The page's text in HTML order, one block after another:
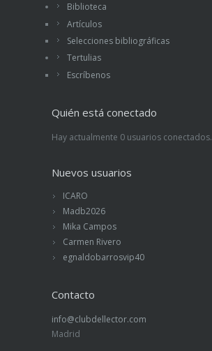
Biblioteca
Artículos
Selecciones bibliográficas
Tertulias
Escríbenos
Quién está conectado
Hay actualmente 0 usuarios conectados.
Nuevos usuarios
ICARO
Madb2026
Mika Campos
Carmen Rivero
egnaldobarrosvip40
Contacto
info@clubdellector.com
Madrid